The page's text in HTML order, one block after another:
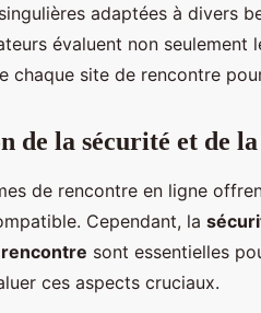
adaptées à divers
évaluent non seulement
chaque site de rencontre
de la sécurité et de
de rencontre en ligne
Cependant, la
sont essentielles
ces aspects cruciaux.